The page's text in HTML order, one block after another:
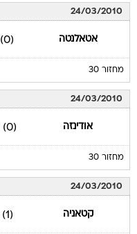
24/03/2010
אטאלנטה (0)
מחזור 30
24/03/2010
אודינזה (0)
מחזור 30
24/03/2010
קטאניה (1)